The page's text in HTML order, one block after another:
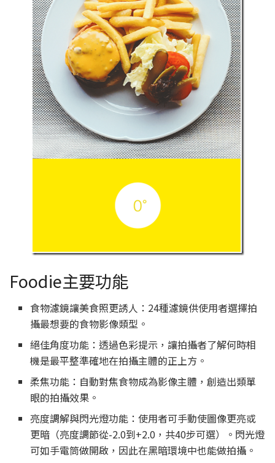
Foodie主要功能
食物濾鏡讓美食照更誘人：24種濾鏡供使用者選擇拍
攝最想要的食物影像類型。
絕佳角度功能：透過色彩提示，讓拍攝者了解何時相
機是最平整準確地在拍攝主體的正上方。
柔焦功能：自動對焦食物成為影像主體，創造出類單
眼的拍攝效果。
亮度調解與閃光燈功能：使用者可手動使圖像更亮或
更暗（亮度調節從-2.0到+2.0，共40步可選）。閃光燈
可如手電筒做開啟，因此在黑暗環境中也能做拍攝。